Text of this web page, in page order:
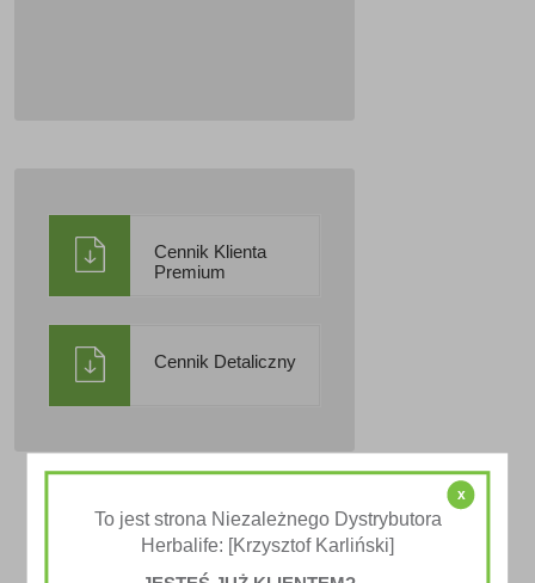
Cennik Klienta
Premium
Cennik Detaliczny
x
To jest strona Niezależnego Dystrybutora
Herbalife: [Krzysztof Karliński]